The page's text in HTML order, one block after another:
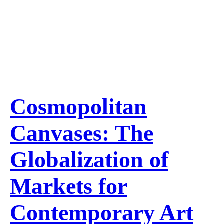
Cosmopolitan
Canvases: The
Globalization of
Markets for
Contemporary Art